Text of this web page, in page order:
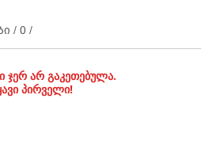
ათამდე
შორისაა მჟავე
/ 0 /
ჯერ არ გაკეთებულა.
პირველი!